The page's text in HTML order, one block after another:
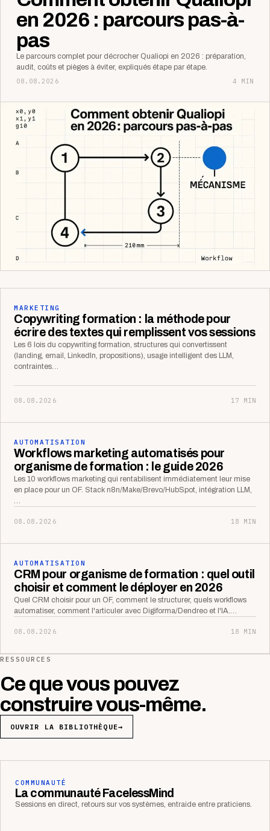
en 2026 : parcours pas-à-
pas
Le parcours complet pour décrocher Qualiopi en 2026 : préparation,
audit, coûts et pièges à éviter, expliqués étape par étape.
08.08.2026
4 MIN
MARKETING
Copywriting formation : la méthode pour
écrire des textes qui remplissent vos sessions
Les 6 lois du copywriting formation, structures qui convertissent
(landing, email, LinkedIn, propositions), usage intelligent des LLM,
contraintes…
08.08.2026 17 MIN
AUTOMATISATION
Workflows marketing automatisés pour
organisme de formation : le guide 2026
Les 10 workflows marketing qui rentabilisent immédiatement leur mise
en place pour un OF. Stack n8n/Make/Brevo/HubSpot, intégration LLM,
…
08.08.2026 18 MIN
AUTOMATISATION
CRM pour organisme de formation : quel outil
choisir et comment le déployer en 2026
Quel CRM choisir pour un OF, comment le structurer, quels workflows
automatiser, comment l'articuler avec Digiforma/Dendreo et l'IA.…
08.08.2026 18 MIN
RESSOURCES
Ce que vous pouvez
construire vous-même.
OUVRIR LA BIBLIOTHÈQUE→
COMMUNAUTÉ
La communauté FacelessMind
Sessions en direct, retours sur vos systèmes, entraide entre praticiens.